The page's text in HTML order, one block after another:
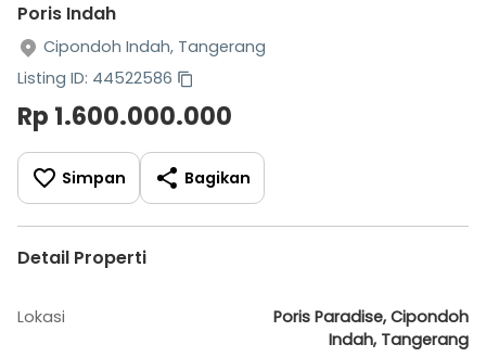
Poris Indah
Cipondoh Indah, Tangerang
Listing ID: 44522586
Rp 1.600.000.000
Simpan Bagikan
Detail Properti
Lokasi
Poris Paradise, Cipondoh
Indah, Tangerang